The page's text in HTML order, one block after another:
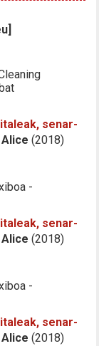
senar-
(2018)
-
senar-
(2018)
-
senar-
(2018)